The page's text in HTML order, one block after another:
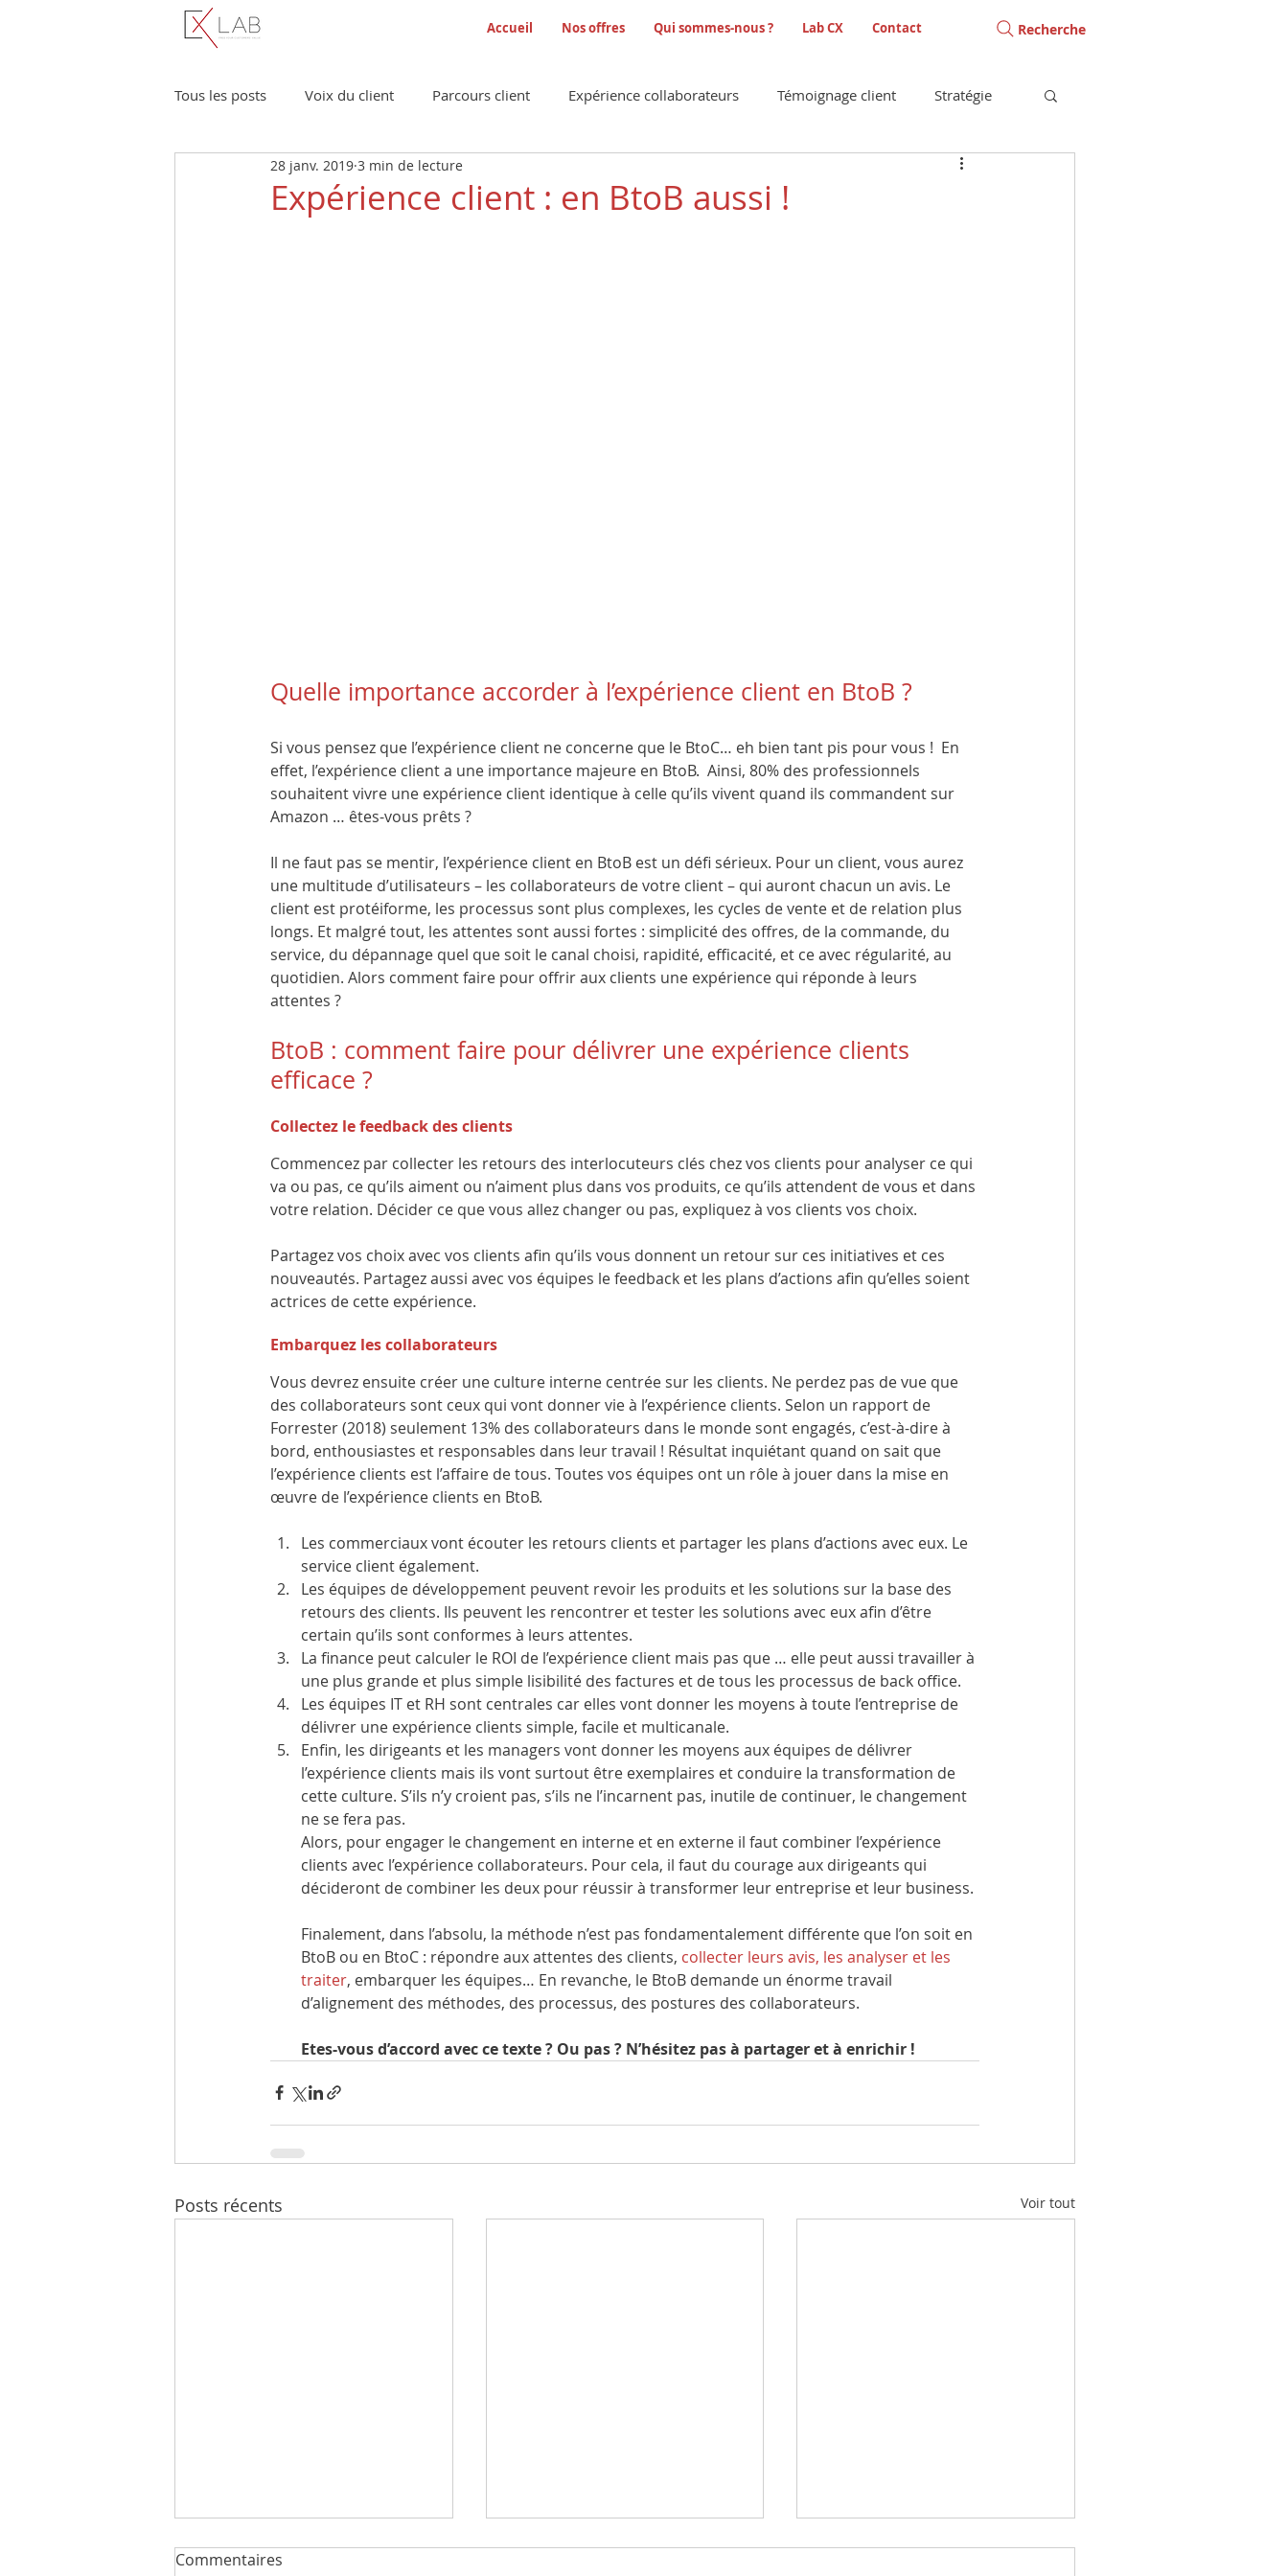
Accueil Nos offres Qui sommes-nous ? Lab CX Contact Recherche
Tous les posts Voix du client Parcours client Expérience collaborateurs Témoignage client Stratégie
Management de la CX Études/enquêtes
Expérience client : en BtoB aussi !
28 janv. 2019 3 min de lecture
Quelle importance accorder à l’expérience client en BtoB ?
Si vous pensez que l’expérience client ne concerne que le BtoC… eh bien tant pis pour vous !  En
effet, l’expérience client a une importance majeure en BtoB.  Ainsi, 80% des professionnels
souhaitent vivre une expérience client identique à celle qu’ils vivent quand ils commandent sur
Amazon … êtes-vous prêts ?
Il ne faut pas se mentir, l’expérience client en BtoB est un défi sérieux. Pour un client, vous aurez
une multitude d’utilisateurs – les collaborateurs de votre client – qui auront chacun un avis. Le
client est protéiforme, les processus sont plus complexes, les cycles de vente et de relation plus
longs. Et malgré tout, les attentes sont aussi fortes : simplicité des offres, de la commande, du
service, du dépannage quel que soit le canal choisi, rapidité, efficacité, et ce avec régularité, au
quotidien. Alors comment faire pour offrir aux clients une expérience qui réponde à leurs
attentes ?
BtoB : comment faire pour délivrer une expérience clients
efficace ?
Collectez le feedback des clients
Commencez par collecter les retours des interlocuteurs clés chez vos clients pour analyser ce qui
va ou pas, ce qu’ils aiment ou n’aiment plus dans vos produits, ce qu’ils attendent de vous et dans
votre relation. Décider ce que vous allez changer ou pas, expliquez à vos clients vos choix.
Partagez vos choix avec vos clients afin qu’ils vous donnent un retour sur ces initiatives et ces
nouveautés. Partagez aussi avec vos équipes le feedback et les plans d’actions afin qu’elles soient
actrices de cette expérience.
Embarquez les collaborateurs
Vous devrez ensuite créer une culture interne centrée sur les clients. Ne perdez pas de vue que
des collaborateurs sont ceux qui vont donner vie à l’expérience clients. Selon un rapport de
Forrester (2018) seulement 13% des collaborateurs dans le monde sont engagés, c’est-à-dire à
bord, enthousiastes et responsables dans leur travail ! Résultat inquiétant quand on sait que
l’expérience clients est l’affaire de tous. Toutes vos équipes ont un rôle à jouer dans la mise en
œuvre de l’expérience clients en BtoB.
Les commerciaux vont écouter les retours clients et partager les plans d’actions avec eux. Le
service client également.
Les équipes de développement peuvent revoir les produits et les solutions sur la base des
retours des clients. Ils peuvent les rencontrer et tester les solutions avec eux afin d’être
certain qu’ils sont conformes à leurs attentes.
La finance peut calculer le ROI de l’expérience client mais pas que … elle peut aussi travailler à
une plus grande et plus simple lisibilité des factures et de tous les processus de back office.
Les équipes IT et RH sont centrales car elles vont donner les moyens à toute l’entreprise de
délivrer une expérience clients simple, facile et multicanale.
Enfin, les dirigeants et les managers vont donner les moyens aux équipes de délivrer
l’expérience clients mais ils vont surtout être exemplaires et conduire la transformation de
cette culture. S’ils n’y croient pas, s’ils ne l’incarnent pas, inutile de continuer, le changement
ne se fera pas.
Alors, pour engager le changement en interne et en externe il faut combiner l’expérience
clients avec l’expérience collaborateurs. Pour cela, il faut du courage aux dirigeants qui
décideront de combiner les deux pour réussir à transformer leur entreprise et leur business.
Finalement, dans l’absolu, la méthode n’est pas fondamentalement différente que l’on soit en
BtoB ou en BtoC : répondre aux attentes des clients, collecter leurs avis, les analyser et les
traiter, embarquer les équipes… En revanche, le BtoB demande un énorme travail
d’alignement des méthodes, des processus, des postures des collaborateurs.
Etes-vous d’accord avec ce texte ? Ou pas ? N’hésitez pas à partager et à enrichir !
Posts récents Voir tout
Commentaires